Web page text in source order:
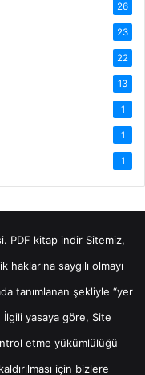
26
23
22
13
1
1
1
PDF kitap indirSitemiz,
saygılı olmayı
tanımlanan şekliyle “yer
İlgili yasaya göre, Site
etme yükümlülüğü
için bizlere